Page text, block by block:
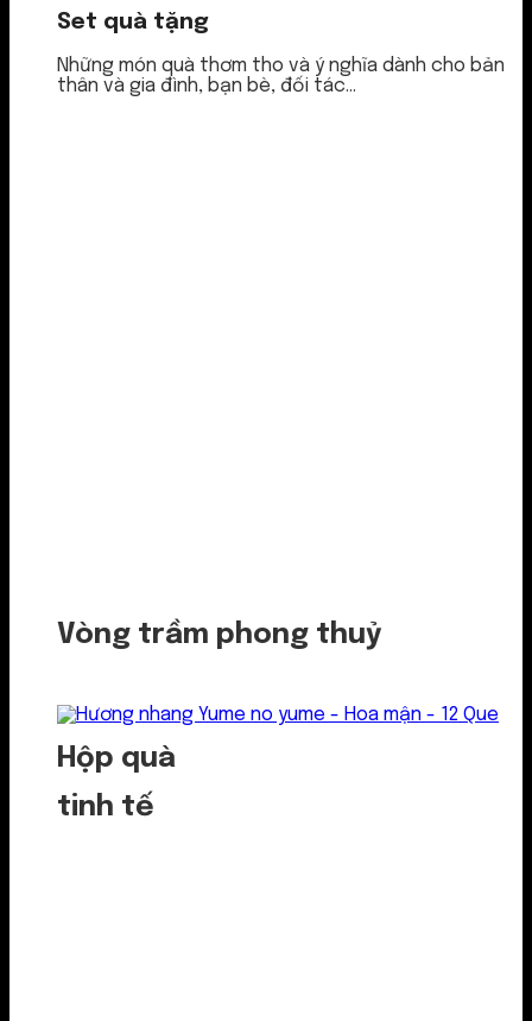
Set quà tặng
Những món quà thơm tho và ý nghĩa dành cho bản
thân và gia đình, bạn bè, đối tác...
Vòng trầm phong thuỷ
Hộp quà
tinh tế